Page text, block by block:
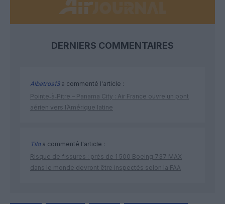
DERNIERS COMMENTAIRES
Albatros13a commenté l'article :
Pointe‑à‑Pitre – Panama City : Air France ouvre un pont
aérien vers l’Amérique latine
Tiloa commenté l'article :
Risque de fissures : près de 1 500 Boeing 737 MAX
dans le monde devront être inspectés selon la FAA